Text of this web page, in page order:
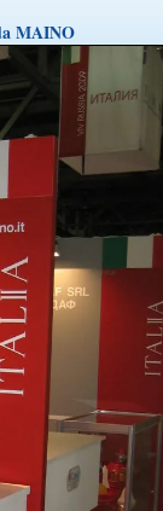
MAINO